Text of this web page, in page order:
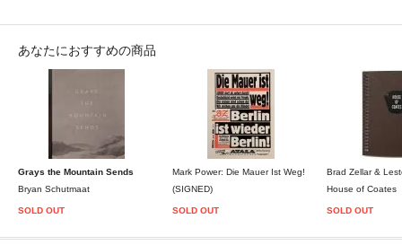
あなたにおすすめの商品
Grays the Mountain Sends
Bryan Schutmaat
SOLD OUT
Mark Power: Die Mauer Ist Weg!
(SIGNED)
SOLD OUT
Brad Zellar &
House of Coates
SOLD OUT